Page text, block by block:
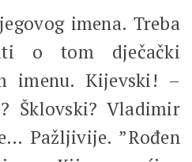
imena. Treba
o tom dječački
imenu. Kijevski! –
Šklovski? Vladimir
Pažljivije. ”Rođen